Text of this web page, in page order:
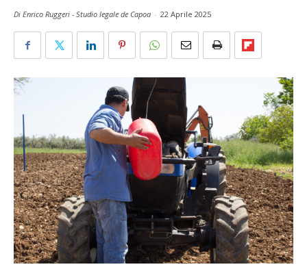
Di Enrico Ruggeri - Studio legale de Capoa - 22 Aprile 2025